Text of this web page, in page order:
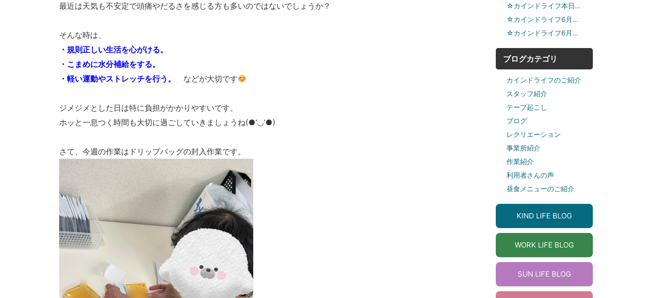
最近は天気も不安定で頭痛やだるさを感じる方も多いのではないでしょうか？
そんな時は、
・規則正しい生活を心がける。
・こまめに水分補給をする。
・軽い運動やストレッチを行う。
などが大切です
ジメジメとした日は特に負担がかかりやすいです。
ホッと一息つく時間も大切に過ごしていきましょうね(●’◡’●)
さて、今週の作業はドリップバッグの封入作業です。
☆カインドライフ本日…
☆カインドライフ6月…
☆カインドライフ6月…
ブログカテゴリ
カインドライフのご紹介
スタッフ紹介
テープ起こし
ブログ
レクリエーション
事業所紹介
作業紹介
利用者さんの声
昼食メニューのご紹介
KIND LIFE BLOG
WORK LIFE BLOG
SUN LIFE BLOG